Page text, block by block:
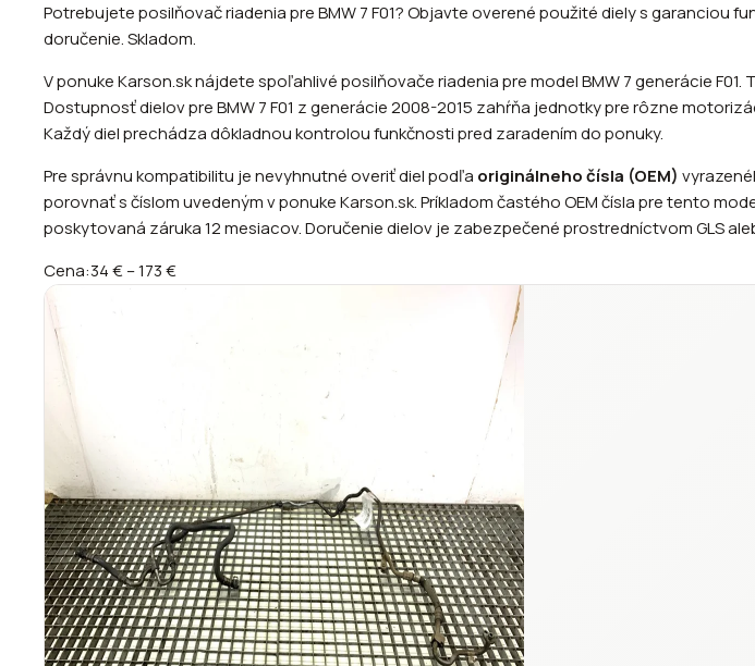
Potrebujete posilňovač riadenia pre BMW 7 F01? Objavte overené použité diely s garanciou
doručenie. Skladom.
V ponuke Karson.sk nájdete spoľahlivé posilňovače riadenia pre model BMW 7 generácie
Dostupnosť dielov pre BMW 7 F01 z generácie 2008-2015 zahŕňa jednotky pre rôzne
Každý diel prechádza dôkladnou kontrolou funkčnosti pred zaradením do ponuky.
Pre správnu kompatibilitu je nevyhnutné overiť diel podľa originálneho čísla (OEM)
porovnať s číslom uvedeným v ponuke Karson.sk. Príkladom častého OEM čísla pre tento
poskytovaná záruka 12 mesiacov. Doručenie dielov je zabezpečené prostredníctvom GLS
Cena:34 €–173 €